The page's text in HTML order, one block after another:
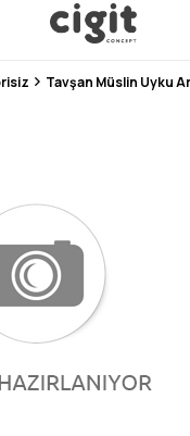
5 ÜZERİNDEN 4.8
FAZLA MUTLU MÜŞTERİ ❤️ 10
Tavşan Müslin Uyku